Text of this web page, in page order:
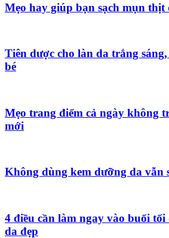
Mẹo hay giúp bạn sạch mụn thịt
Tiên dược cho làn da trắng
bé
Mẹo trang điểm cả ngày không
mới
Không dùng kem dưỡng da vẫn
4 điều cần làm ngay vào buổi
da đẹp